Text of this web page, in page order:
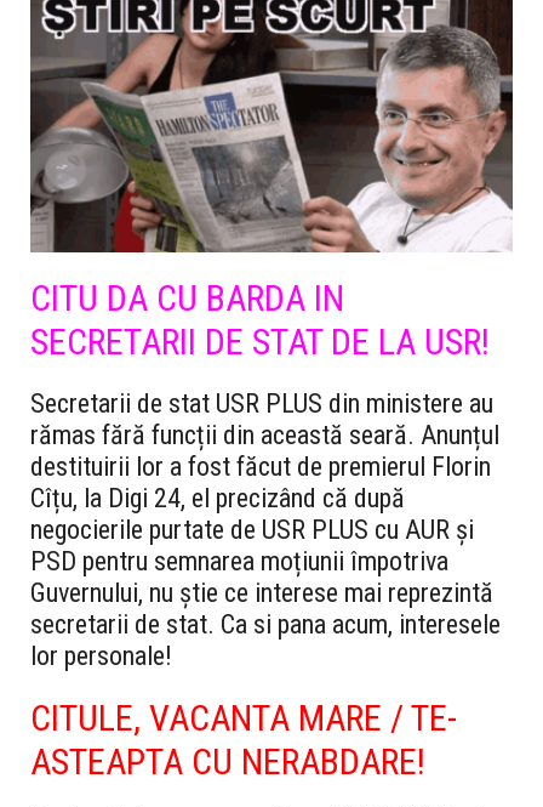
CITU DA CU BARDA IN
SECRETARII DE STAT DE LA USR!
Secretarii de stat USR PLUS din ministere au
rămas fără funcții din această seară. Anunțul
destituirii lor a fost făcut de premierul Florin
Cîțu, la Digi 24, el precizând că după
negocierile purtate de USR PLUS cu AUR și
PSD pentru semnarea moțiunii împotriva
Guvernului, nu știe ce interese mai reprezintă
secretarii de stat. Ca si pana acum, interesele
lor personale!
CITULE, VACANTA MARE / TE-
ASTEAPTA CU NERABDARE!